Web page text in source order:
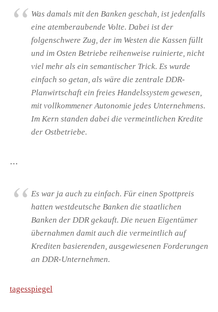
Was damals mit den Banken geschah, ist jedenfalls
eine atemberaubende Volte. Dabei ist der
folgenschwere Zug, der im Westen die Kassen füllt
und im Osten Betriebe reihenweise ruinierte, nicht
viel mehr als ein semantischer Trick. Es wurde
einfach so getan, als wäre die zentrale DDR-
Planwirtschaft ein freies Handelssystem gewesen,
mit vollkommener Autonomie jedes Unternehmens.
Im Kern standen dabei die vermeintlichen Kredite
der Ostbetriebe.
…
Es war ja auch zu einfach. Für einen Spottpreis
hatten westdeutsche Banken die staatlichen
Banken der DDR gekauft. Die neuen Eigentümer
übernahmen damit auch die vermeintlich auf
Krediten basierenden, ausgewiesenen Forderungen
an DDR-Unternehmen.
tagesspiegel